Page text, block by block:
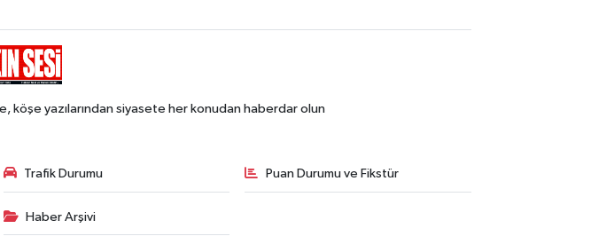
köşe yazılarından siyasete her konudan haberdar olun
Trafik Durumu Puan Durumu ve Fikstür
Haber Arşivi